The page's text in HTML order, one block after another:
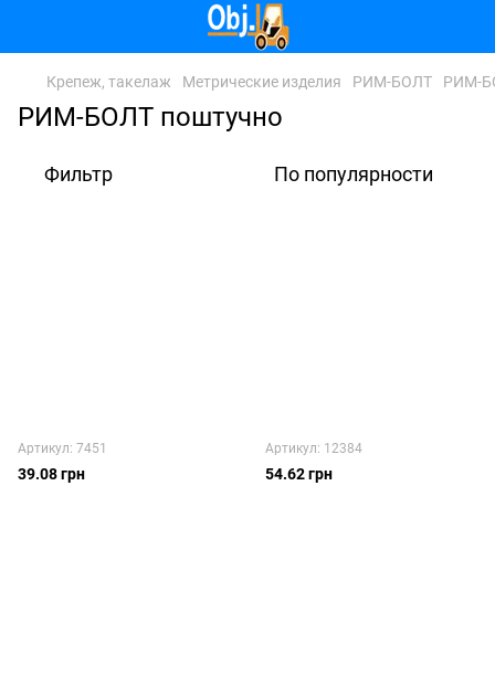
Крепеж, такелаж Метрические изделия РИМ-БОЛТ РИМ-
РИМ-БОЛТ поштучно
Фильтр По популярности
Артикул: 7451
39.08 грн
Артикул: 12384
54.62 грн